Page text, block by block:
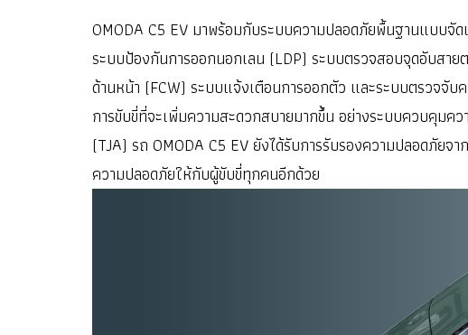
OMODA C5 EV มาพร้อมกับระบบความปลอดภัยพื้นฐานแบบจั
ระบบป้องกันการออกนอกเลน (LDP) ระบบตรวจสอบจุดอับสา
ด้านหน้า (FCW) ระบบแจ้งเตือนการออกตัว และระบบตรวจจั
การขับขี่ที่จะเพิ่มความสะดวกสบายมากขึ้น อย่างระบบควบคุมค
(TJA) รถ OMODA C5 EV ยังได้รับการรับรองความปลอดภัย
ความปลอดภัยให้กับผู้ขับขี่ทุกคนอีกด้วย